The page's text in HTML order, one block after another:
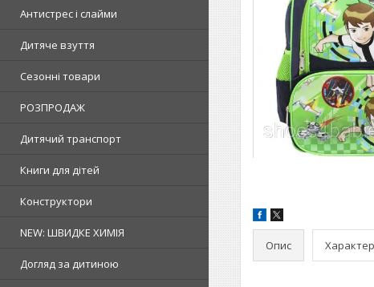
Антистрес і слайми
Дитяче взуття
Сезонні товари
РОЗПРОДАЖ
Дитячий транспорт
Книги для дітей
Конструктори
NEW: ШВИДКЕ ХИМІЯ
Догляд за дитиною
Опис